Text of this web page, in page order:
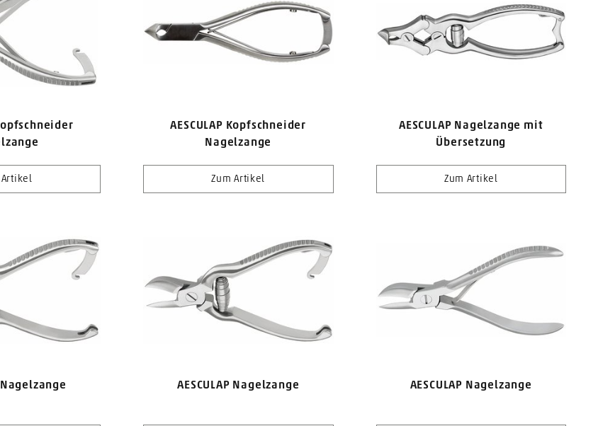
Artikel
AESCULAP Kopfschneider
Nagelzange
Zum Artikel
AESCULAP Nagelzange mit
Übersetzung
Zum Artikel
Nagelzange AESCULAP Nagelzange AESCULAP Nagelzange